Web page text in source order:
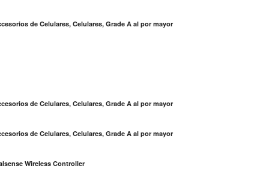
de Celulares, Celulares, Grade A al por mayor
de Celulares, Celulares, Grade A al por mayor
de Celulares, Celulares, Grade A al por mayor
Wireless Controller